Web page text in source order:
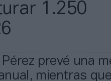
1.250
prevé una
mientras